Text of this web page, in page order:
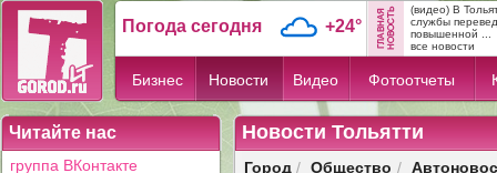
Погода сегодня +24°
(видео) В
службы
повышенной ...
все новости
Бизнес Новости Видео Фотоотчеты
Читайте нас
группа ВКонтакте
Новости Тольятти
Город / Общество /